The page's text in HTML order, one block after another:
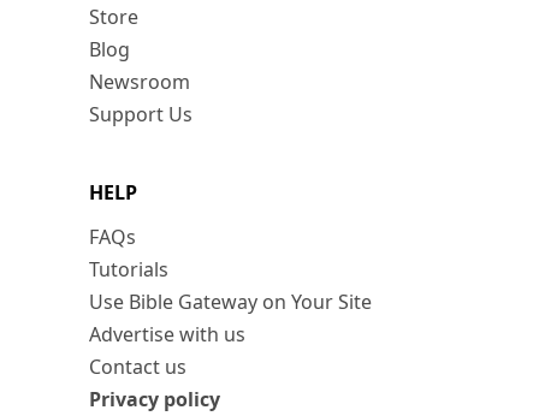
Store
Blog
Newsroom
Support Us
HELP
FAQs
Tutorials
Use Bible Gateway on Your Site
Advertise with us
Contact us
Privacy policy